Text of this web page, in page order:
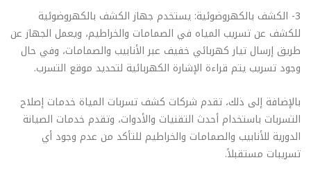
3- الكشف بالكهروضوئية: يستخدم جهاز الكشف بالكهروضوئية
للكشف عن تسريب المياه في الصمامات والخراطيم، ويعمل الجهاز عن
طريق إرسال تيار كهربائي خفيف عبر الأنابيب والصمامات، وفي حال
وجود تسريب يتم قراءة الإشارة الكهربائية لتحديد موقع التسرب.
بالإضافة إلى ذلك، تقدم شركات كشف تسربات المياة خدمات إصلاح
التسربات باستخدام أحدث التقنيات والأدوات، وتقدم خدمات الصيانة
الدورية للأنابيب والصمامات والخراطيم للتأكد من عدم وجود أي
تسريبات مستقبلاً.